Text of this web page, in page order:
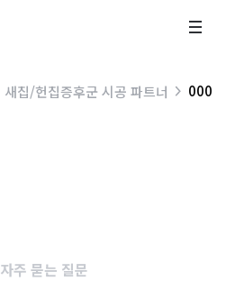
새집/헌집증후군 시공 파트너 000
자주 묻는 질문